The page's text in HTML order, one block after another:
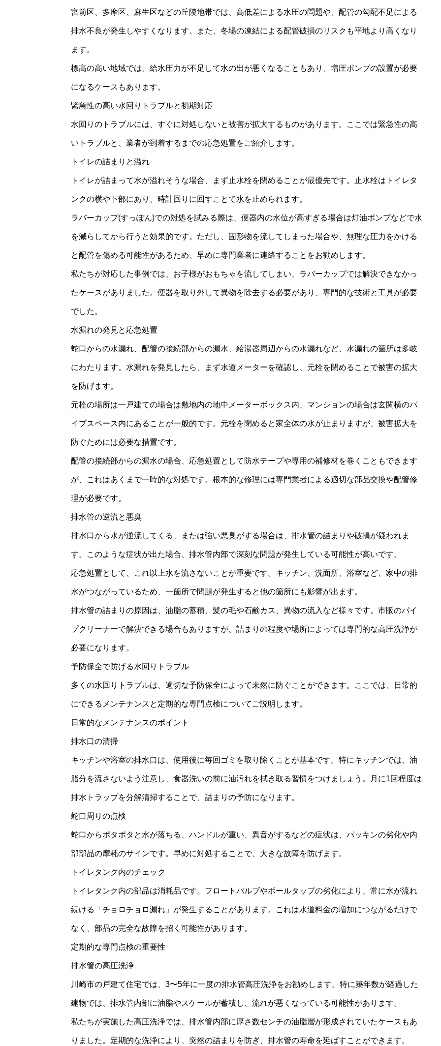
トップページ
水道工事
リフォーム
会社概要
採用情報
プライバシー
宮前区、多摩区、麻生区などの丘陵地帯では、高低差による水圧の問題や、配管の勾配不足による
排水不良が発生しやすくなります。また、冬場の凍結による配管破損のリスクも平地より高くなり
ます。
標高の高い地域では、給水圧力が不足して水の出が悪くなることもあり、増圧ポンプの設置が必要
になるケースもあります。
緊急性の高い水回りトラブルと初期対応
水回りのトラブルには、すぐに対処しないと被害が拡大するものがあります。ここでは緊急性の高
いトラブルと、業者が到着するまでの応急処置をご紹介します。
トイレの詰まりと溢れ
トイレが詰まって水が溢れそうな場合、まず止水栓を閉めることが最優先です。止水栓はトイレタ
ンクの横や下部にあり、時計回りに回すことで水を止められます。
ラバーカップ(すっぽん)での対処を試みる際は、便器内の水位が高すぎる場合は灯油ポンプなどで水
を減らしてから行うと効果的です。ただし、固形物を流してしまった場合や、無理な圧力をかける
と配管を傷める可能性があるため、早めに専門業者に連絡することをお勧めします。
私たちが対応した事例では、お子様がおもちゃを流してしまい、ラバーカップでは解決できなかっ
たケースがありました。便器を取り外して異物を除去する必要があり、専門的な技術と工具が必要
でした。
水漏れの発見と応急処置
蛇口からの水漏れ、配管の接続部からの漏水、給湯器周辺からの水漏れなど、水漏れの箇所は多岐
にわたります。水漏れを発見したら、まず水道メーターを確認し、元栓を閉めることで被害の拡大
を防げます。
元栓の場所は一戸建ての場合は敷地内の地中メーターボックス内、マンションの場合は玄関横のパ
イプスペース内にあることが一般的です。元栓を閉めると家全体の水が止まりますが、被害拡大を
防ぐためには必要な措置です。
配管の接続部からの漏水の場合、応急処置として防水テープや専用の補修材を巻くこともできます
が、これはあくまで一時的な対処です。根本的な修理には専門業者による適切な部品交換や配管修
理が必要です。
排水管の逆流と悪臭
排水口から水が逆流してくる、または強い悪臭がする場合は、排水管の詰まりや破損が疑われま
す。このような症状が出た場合、排水管内部で深刻な問題が発生している可能性が高いです。
応急処置として、これ以上水を流さないことが重要です。キッチン、洗面所、浴室など、家中の排
水がつながっているため、一箇所で問題が発生すると他の箇所にも影響が出ます。
排水管の詰まりの原因は、油脂の蓄積、髪の毛や石鹸カス、異物の流入など様々です。市販のパイ
プクリーナーで解決できる場合もありますが、詰まりの程度や場所によっては専門的な高圧洗浄が
必要になります。
予防保全で防げる水回りトラブル
多くの水回りトラブルは、適切な予防保全によって未然に防ぐことができます。ここでは、日常的
にできるメンテナンスと定期的な専門点検についてご説明します。
日常的なメンテナンスのポイント
排水口の清掃
キッチンや浴室の排水口は、使用後に毎回ゴミを取り除くことが基本です。特にキッチンでは、油
脂分を流さないよう注意し、食器洗いの前に油汚れを拭き取る習慣をつけましょう。月に1回程度は
排水トラップを分解清掃することで、詰まりの予防になります。
蛇口周りの点検
蛇口からポタポタと水が落ちる、ハンドルが重い、異音がするなどの症状は、パッキンの劣化や内
部部品の摩耗のサインです。早めに対処することで、大きな故障を防げます。
トイレタンク内のチェック
トイレタンク内の部品は消耗品です。フロートバルブやボールタップの劣化により、常に水が流れ
続ける「チョロチョロ漏れ」が発生することがあります。これは水道料金の増加につながるだけで
なく、部品の完全な故障を招く可能性があります。
定期的な専門点検の重要性
排水管の高圧洗浄
川崎市の戸建て住宅では、3〜5年に一度の排水管高圧洗浄をお勧めします。特に築年数が経過した
建物では、排水管内部に油脂やスケールが蓄積し、流れが悪くなっている可能性があります。
私たちが実施した高圧洗浄では、排水管内部に厚さ数センチの油脂層が形成されていたケースもあ
りました。定期的な洗浄により、突然の詰まりを防ぎ、排水管の寿命を延ばすことができます。